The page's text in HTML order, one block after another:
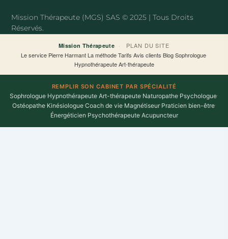
k
-
Mission Thérapeute (MGS) SAS © 2025 | Tous Droits
Réservés.
Mission Thérapeute ·
PLAN DU SITE
Le service·Pierre Harmant·La méthode·Tarifs·Avis clients·Blog·Sophrologue·
Hypnothérapeute·Art-thérapeute
REMPLIR SON CABINET PAR SPÉCIALITÉ
Sophrologue·Hypnothérapeute·Art-thérapeute·Naturopathe·Psychologue·
Ostéopathe·Kinésiologue·Coach de vie·Magnétiseur·Praticien bien-être·
Énergéticien·Psychothérapeute·Acupuncteur